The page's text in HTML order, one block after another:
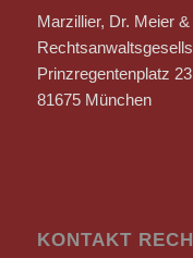
Marzillier, Dr. Meier
Prinzregentenplatz 23
81675 München
KONTAKT